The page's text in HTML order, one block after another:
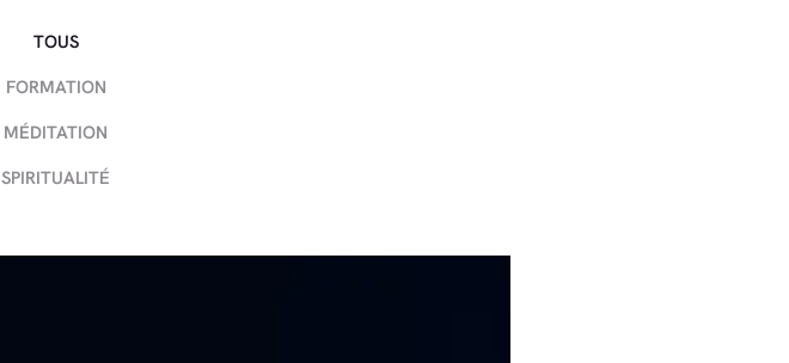
TOUS
FORMATION
MÉDITATION
SPIRITUALITÉ